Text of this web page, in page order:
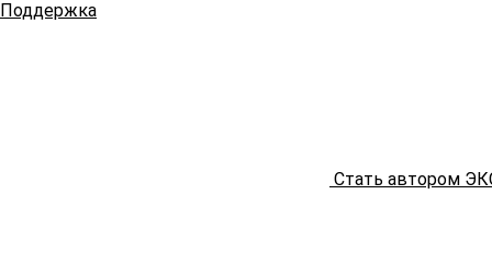
Поддержка
Стать автором